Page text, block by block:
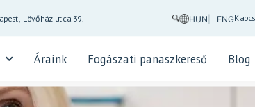
Lövőház utca 39. HUN ENG
Áraink Fogászati panaszkereső Blog